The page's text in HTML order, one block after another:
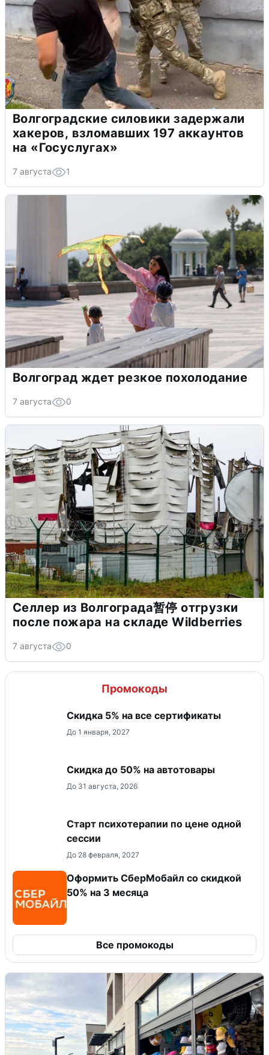
Волгоградские силовики задержали
хакеров, взломавших 197 аккаунтов
на «Госуслугах»
7 августа 1
Волгоград ждет резкое похолодание
7 августа 0
Селлер из Волгограда暂停 отгрузки
после пожара на складе Wildberries
7 августа 0
Промокоды
Скидка 5% на все сертификаты
До 1 января, 2027
Скидка до 50% на автотовары
До 31 августа, 2026
Старт психотерапии по цене одной
сессии
До 28 февраля, 2027
Оформить СберМобайл со скидкой
50% на 3 месяца
Все промокоды